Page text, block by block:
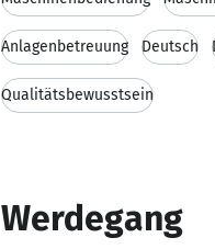
Anlagenbetreuung Deutsch
Qualitätsbewusstsein
Werdegang